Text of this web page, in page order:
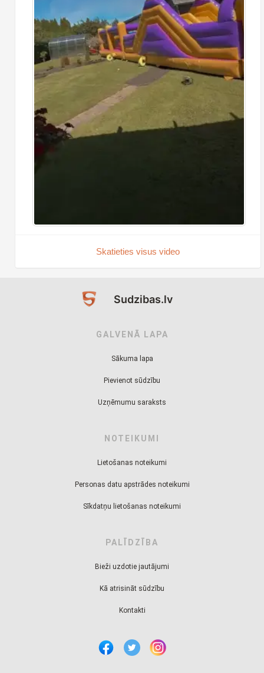
Skatieties visus video
Sudzibas.lv
GALVENĀ LAPA
Sākuma lapa
Pievienot sūdzību
Uzņēmumu saraksts
NOTEIKUMI
Lietošanas noteikumi
Personas datu apstrādes noteikumi
Sīkdatņu lietošanas noteikumi
PALĪDZĪBA
Bieži uzdotie jautājumi
Kā atrisināt sūdzību
Kontakti